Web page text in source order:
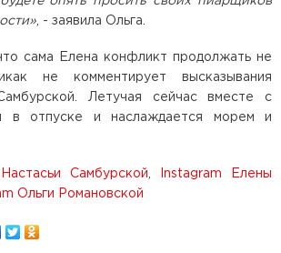
, - заявила Ольга.
сама Елена конфликт продолжать не
не комментирует высказывания
Летучая сейчас вместе с
в отпуске и наслаждается морем и
Самбурской
Instagram Елены
Ольги Романовской